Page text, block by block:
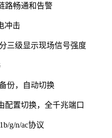
路畅通和告警
冲击
三级显示现场信号强度
份，自动切换
配置切换，全千兆端口
g/n/ac协议